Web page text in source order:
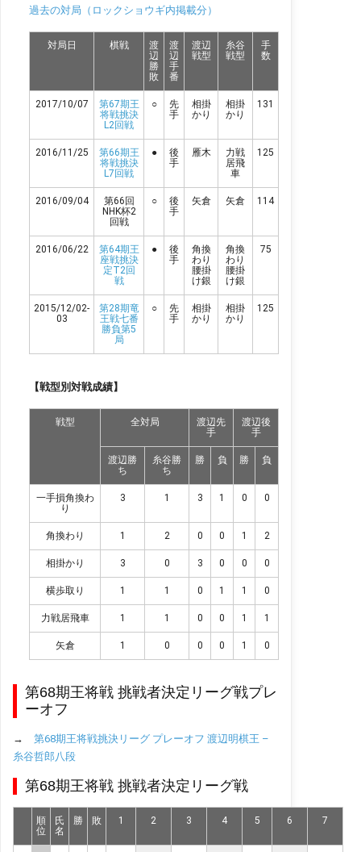
連盟サイト／王将戦：日本将棋連盟毎日新聞サイト／
「elmo」の評価関数と定跡を「やねうら王2017」で
使用。数値は先手からみた評価値（マイナスは後手優
過去の対局（ロックショウギ内掲載分）
対局日 棋戦
渡
辺
勝
敗
渡
辺
手
番
渡辺
戦型
糸谷
戦型
手
数
2017/10/07
第67期王
将戦挑決
L2回戦
○
先
手
相掛
かり
相掛
かり
131
2016/11/25
第66期王
将戦挑決
L7回戦
●
後
手
雁木
力戦
居飛
車
125
2016/09/04
第66回
NHK杯2
回戦
○
後
手
矢倉 矢倉 114
2016/06/22
第64期王
座戦挑決
定T2回
戦
●
後
手
角換
わり
腰掛
け銀
角換
わり
腰掛
け銀
75
2015/12/02-
03
第28期竜
王戦七番
勝負第5
局
○
先
手
相掛
かり
相掛
かり
125
【戦型別対戦成績】
戦型 全対局
渡辺先
手
渡辺後
手
渡辺勝
ち
糸谷勝
ち
勝 負 勝 負
一手損角換わ
り
3 1 3 1 0 0
角換わり 1 2 0 0 1 2
相掛かり 3 0 3 0 0 0
横歩取り 1 1 0 1 1 0
力戦居飛車 1 1 0 0 1 1
矢倉 1 0 0 0 1 0
第68期王将戦 挑戦者決定リーグ戦プレ
ーオフ
→ 第68期王将戦挑決リーグ プレーオフ 渡辺明棋王 –
糸谷哲郎八段
第68期王将戦 挑戦者決定リーグ戦
順
位
氏
名
勝 敗 1 2 3 4 5 6 7